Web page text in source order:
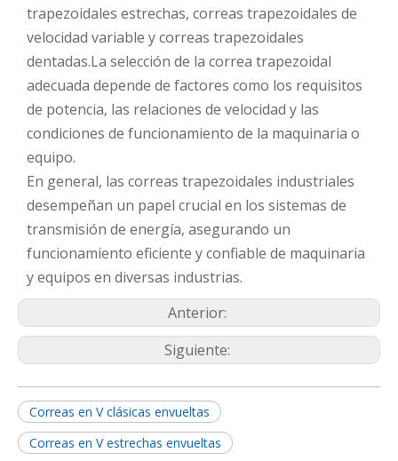
trapezoidales estrechas, correas trapezoidales de
velocidad variable y correas trapezoidales
dentadas.La selección de la correa trapezoidal
adecuada depende de factores como los requisitos
de potencia, las relaciones de velocidad y las
condiciones de funcionamiento de la maquinaria o
equipo.
En general, las correas trapezoidales industriales
desempeñan un papel crucial en los sistemas de
transmisión de energía, asegurando un
funcionamiento eficiente y confiable de maquinaria
y equipos en diversas industrias.
Anterior:
Siguiente:
Correas en V clásicas envueltas
Correas en V estrechas envueltas